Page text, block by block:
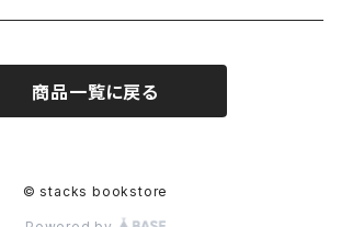
商品一覧に戻る
© stacks bookstore